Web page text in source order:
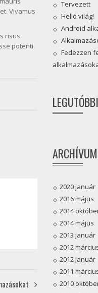
Vivamus
risus
potenti.
Tervezett
Helló világ!
Android
Fedezzen
ARCHÍVUM
2020 január
2016 május
2014
2014 május
2013 január
2012
2012 január
2011
2010